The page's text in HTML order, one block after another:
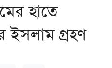
হাতে
ইসলাম গ্রহণ